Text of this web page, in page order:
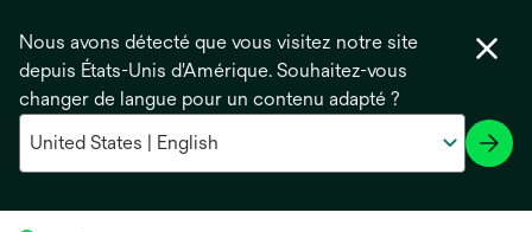
Nous avons détecté que vous visitez notre site
depuis États-Unis d'Amérique. Souhaitez-vous
changer de langue pour un contenu adapté ?